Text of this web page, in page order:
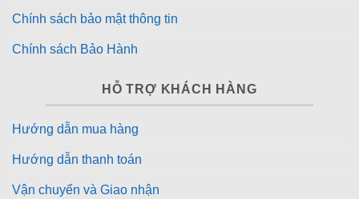
Chính sách bảo mật thông tin
Chính sách Bảo Hành
HỖ TRỢ KHÁCH HÀNG
Hướng dẫn mua hàng
Hướng dẫn thanh toán
Vận chuyển và Giao nhận